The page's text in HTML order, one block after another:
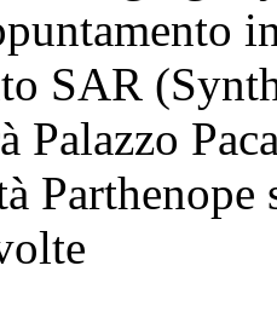
SAR
Palazzo